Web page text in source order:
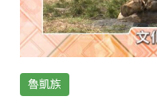
魯凱族